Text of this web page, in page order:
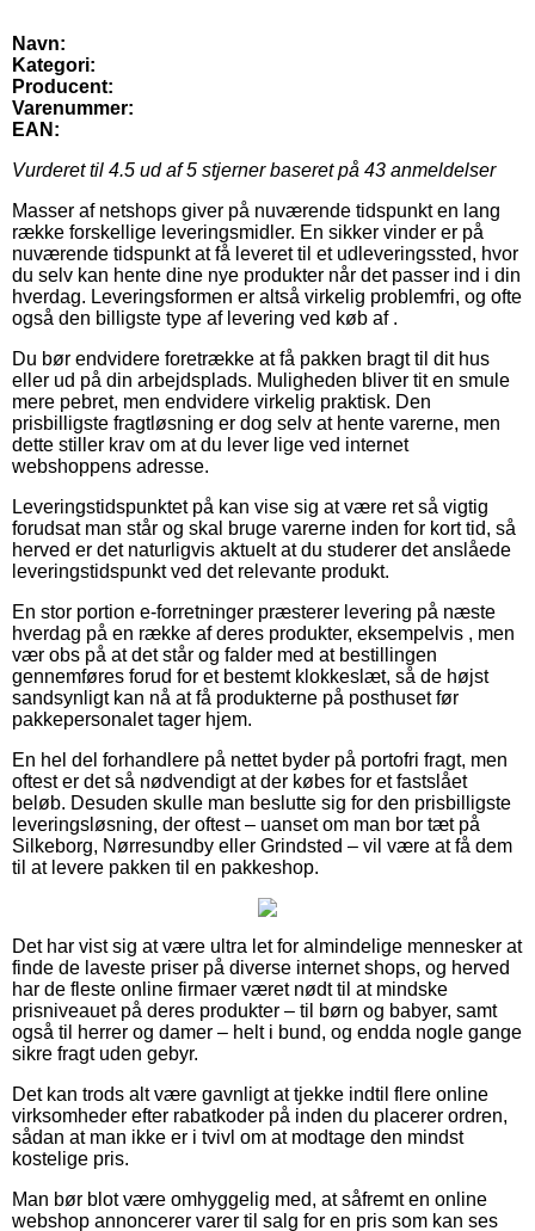
Navn:
Kategori:
Producent:
Varenummer:
EAN:
Vurderet til 4.5 ud af 5 stjerner baseret på 43 anmeldelser
Masser af netshops giver på nuværende tidspunkt en lang
række forskellige leveringsmidler. En sikker vinder er på
nuværende tidspunkt at få leveret til et udleveringssted, hvor
du selv kan hente dine nye produkter når det passer ind i din
hverdag. Leveringsformen er altså virkelig problemfri, og ofte
også den billigste type af levering ved køb af .
Du bør endvidere foretrække at få pakken bragt til dit hus
eller ud på din arbejdsplads. Muligheden bliver tit en smule
mere pebret, men endvidere virkelig praktisk. Den
prisbilligste fragtløsning er dog selv at hente varerne, men
dette stiller krav om at du lever lige ved internet
webshoppens adresse.
Leveringstidspunktet på kan vise sig at være ret så vigtig
forudsat man står og skal bruge varerne inden for kort tid, så
herved er det naturligvis aktuelt at du studerer det anslåede
leveringstidspunkt ved det relevante produkt.
En stor portion e-forretninger præsterer levering på næste
hverdag på en række af deres produkter, eksempelvis , men
vær obs på at det står og falder med at bestillingen
gennemføres forud for et bestemt klokkeslæt, så de højst
sandsynligt kan nå at få produkterne på posthuset før
pakkepersonalet tager hjem.
En hel del forhandlere på nettet byder på portofri fragt, men
oftest er det så nødvendigt at der købes for et fastslået
beløb. Desuden skulle man beslutte sig for den prisbilligste
leveringsløsning, der oftest – uanset om man bor tæt på
Silkeborg, Nørresundby eller Grindsted – vil være at få dem
til at levere pakken til en pakkeshop.
Det har vist sig at være ultra let for almindelige mennesker at
finde de laveste priser på diverse internet shops, og herved
har de fleste online firmaer været nødt til at mindske
prisniveauet på deres produkter – til børn og babyer, samt
også til herrer og damer – helt i bund, og endda nogle gange
sikre fragt uden gebyr.
Det kan trods alt være gavnligt at tjekke indtil flere online
virksomheder efter rabatkoder på inden du placerer ordren,
sådan at man ikke er i tvivl om at modtage den mindst
kostelige pris.
Man bør blot være omhyggelig med, at såfremt en online
webshop annoncerer varer til salg for en pris som kan ses